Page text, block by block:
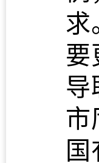
求
要
导
市